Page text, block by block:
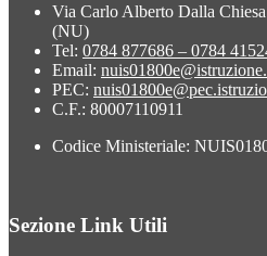
Via Carlo Alberto Dalla
(NU)
Tel: 0784 877686 – 0784
Email:
PEC:
C.F.: 80007110911
Codice Ministeriale:
Sezione Link Utili